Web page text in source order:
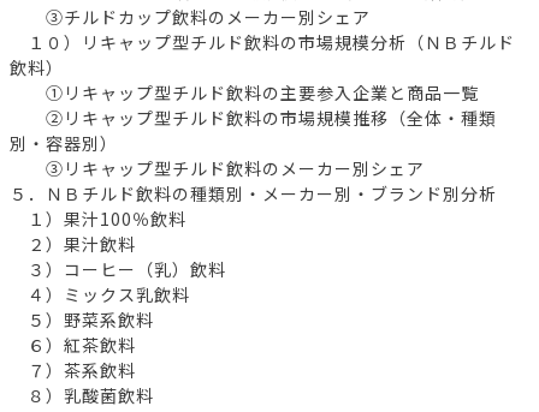
③チルドカップ飲料のメーカー別シェア
１０）リキャップ型チルド飲料の市場規模分析（ＮＢチルド
飲料）
①リキャップ型チルド飲料の主要参入企業と商品一覧
②リキャップ型チルド飲料の市場規模推移（全体・種類
別・容器別）
③リキャップ型チルド飲料のメーカー別シェア
５．ＮＢチルド飲料の種類別・メーカー別・ブランド別分析
１）果汁100％飲料
２）果汁飲料
３）コーヒー（乳）飲料
４）ミックス乳飲料
５）野菜系飲料
６）紅茶飲料
７）茶系飲料
８）乳酸菌飲料